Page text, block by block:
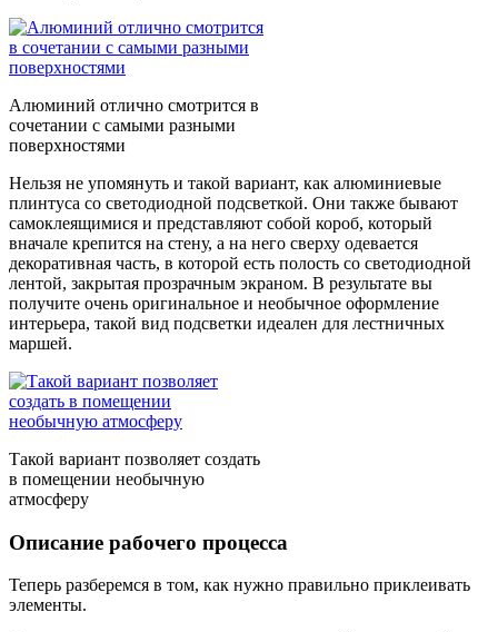
Алюминий отлично смотрится в
сочетании с самыми разными
поверхностями
Нельзя не упомянуть и такой вариант, как алюминиевые
плинтуса со светодиодной подсветкой. Они также бывают
самоклеящимися и представляют собой короб, который
вначале крепится на стену, а на него сверху одевается
декоративная часть, в которой есть полость со светодиодной
лентой, закрытая прозрачным экраном. В результате вы
получите очень оригинальное и необычное оформление
интерьера, такой вид подсветки идеален для лестничных
маршей.
Такой вариант позволяет создать
в помещении необычную
атмосферу
Описание рабочего процесса
Теперь разберемся в том, как нужно правильно приклеивать
элементы.